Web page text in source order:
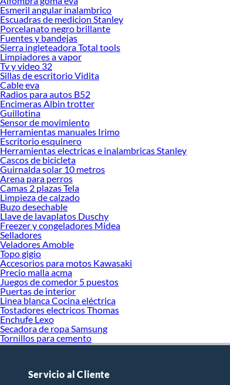
Esmeril angular inalambrico
Escuadras de medicion Stanley
Porcelanato negro brillante
Fuentes y bandejas
Sierra ingleteadora Total tools
Limpiadores a vapor
Tv y video 32
Sillas de escritorio Vidita
Cable eva
Radios para autos B52
Encimeras Albin trotter
Guillotina
Sensor de movimiento
Herramientas manuales Irimo
Escritorio esquinero
Herramientas electricas e inalambricas Stanley
Cascos de bicicleta
Guirnalda solar 10 metros
Arena para perros
Camas 2 plazas Tela
Limpieza de calzado
Buzo desechable
Llave de lavaplatos Duschy
Freezer y congeladores Midea
Selladores
Veladores Amoble
Topo gigio
Accesorios para motos Kawasaki
Precio malla acma
Juegos de comedor 5 puestos
Puertas de interior
Linea blanca Cocina eléctrica
Tostadores electricos Thomas
Enchufe Lexo
Secadora de ropa Samsung
Tornillos para cemento
Servicio al Cliente